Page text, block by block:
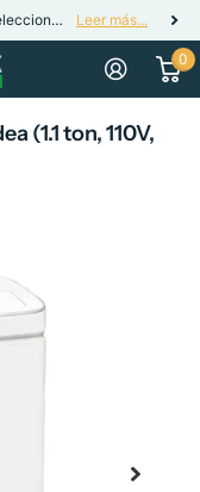
Instalación básica gratis en ciudades seleccionadas para minisplits. Leer más...
0
(1.1 ton, 110V,